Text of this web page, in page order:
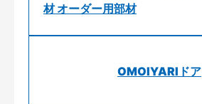
材 オーダー用部材
OMOIYARIドア